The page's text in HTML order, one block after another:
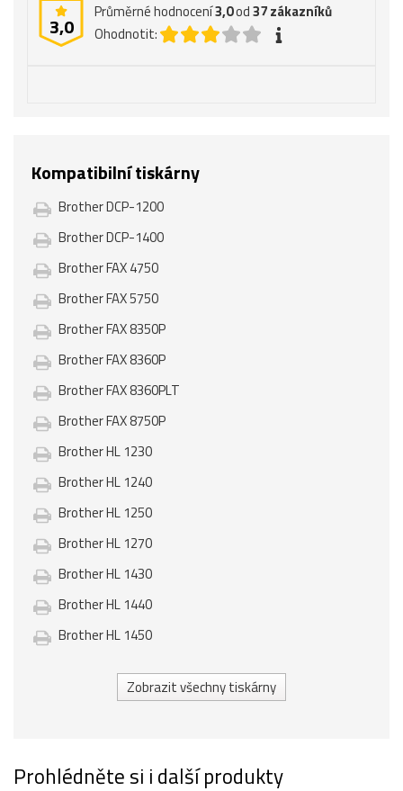
3,0
Průměrné hodnocení3,0od37zákazníků
Ohodnotit:
Kompatibilní tiskárny
Brother DCP-1200
Brother DCP-1400
Brother FAX 4750
Brother FAX 5750
Brother FAX 8350P
Brother FAX 8360P
Brother FAX 8360PLT
Brother FAX 8750P
Brother HL 1230
Brother HL 1240
Brother HL 1250
Brother HL 1270
Brother HL 1430
Brother HL 1440
Brother HL 1450
Zobrazit všechny tiskárny
Prohlédněte si i další produkty